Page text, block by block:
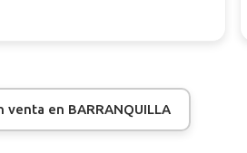
venta en BARRANQUILLA